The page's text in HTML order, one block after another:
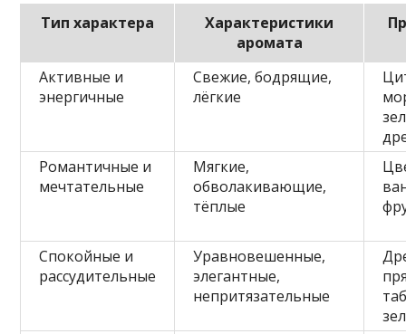
Тип характера
Характеристики
аромата
Активные и
энергичные
Свежие, бодрящие,
лёгкие
Романтичные и
мечтательные
Мягкие,
обволакивающие,
тёплые
Спокойные и
рассудительные
Уравновешенные,
элегантные,
непритязательные